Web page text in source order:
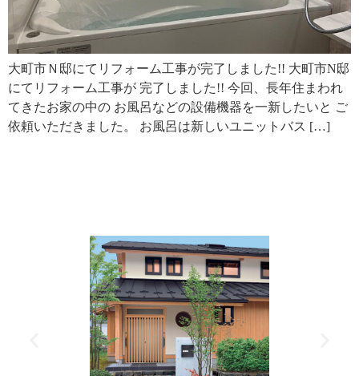
大町市Ｎ邸にてリフォーム工事が完了しました!! 大町市N邸
にてリフォーム工事が 完了しました!! 今回、長年住まわれ
てきたお家の中の お風呂などの設備機器を一新したいと ご
依頼いただきました。 お風呂は新しいユニットバス […]